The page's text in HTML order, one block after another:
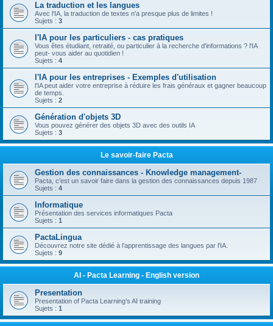
La traduction et les langues
Avec l'IA, la traduction de textes n'a presque plus de limites !
Sujets : 3
l'IA pour les particuliers - cas pratiques
Vous êtes étudiant, retraité, ou particulier à la recherche d'informations ? l'IA
peut- vous aider au quotidien !
Sujets : 4
l'IA pour les entreprises - Exemples d'utilisation
l'IA peut aider votre entreprise à réduire les frais généraux et gagner beaucoup
de temps.
Sujets : 2
Génération d'objets 3D
Vous pouvez générer des objets 3D avec des outils IA
Sujets : 3
Le savoir-faire Pacta
Gestion des connaissances - Knowledge management-
Pacta, c'est un savoir faire dans la gestion des connaissances depuis 1987
Sujets : 4
Informatique
Présentation des services informatiques Pacta
Sujets : 1
PactaLingua
Découvrez notre site dédié à l'apprentissage des langues par l'IA.
Sujets : 9
AI - Pacta Learning - English version
Presentation
Presentation of Pacta Learning’s AI training
Sujets : 1